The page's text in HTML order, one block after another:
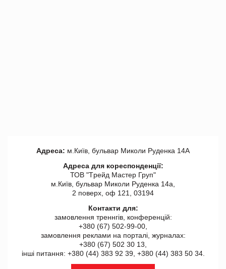
Адреса: м.Київ, бульвар Миколи Руденка 14А
Адреса для кореспонденції:
ТОВ "Tрейд Мастер Груп"
м.Київ, бульвар Миколи Руденка 14а,
2 поверх, оф 121, 03194
Контакти для:
замовлення треннгів, конференцій:
+380 (67) 502-99-00,
замовлення реклами на порталі, журналах:
+380 (67) 502 30 13,
інші питання: +380 (44) 383 92 39, +380 (44) 383 50 34.